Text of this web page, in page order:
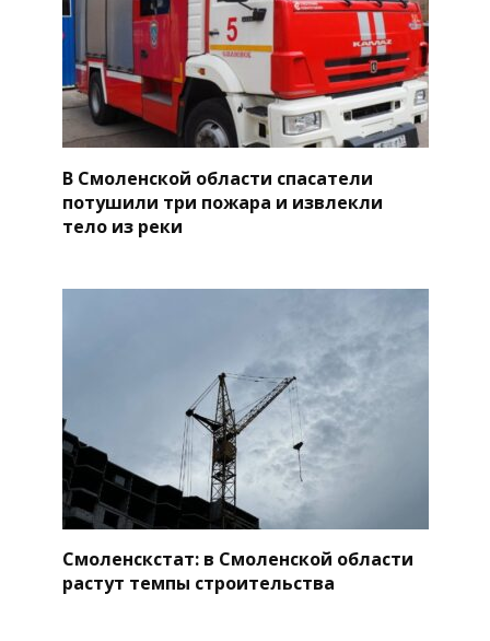
В Смоленской области спасатели
потушили три пожара и извлекли
тело из реки
Смоленскстат: в Смоленской области
растут темпы строительства